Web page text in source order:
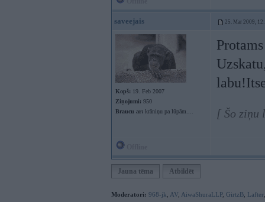
saveejais 25. Mar 2009,
Kopš: 19. Feb 2007
Ziņojumi: 950
Braucu ar: krāniņu pa lūpām.... [ Šo ziņu
Jauna tēma Atbildēt
Moderatori: 968-jk AV AiwaShuraLLP, GirtzB Lafter